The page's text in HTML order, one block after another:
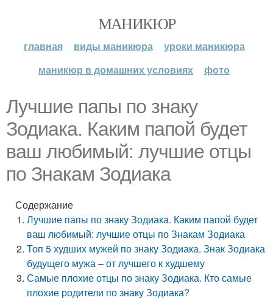
МАНИКЮР
главная виды маникюра
уроки маникюра
маникюр в домашних условиях
фото
Лучшие папы по знаку
Зодиака. Каким папой будет
ваш любимый: лучшие отцы
по Знакам Зодиака
Содержание
Лучшие папы по знаку Зодиака. Каким папой будет
ваш любимый: лучшие отцы по Знакам Зодиака
Топ 5 худших мужей по знаку Зодиака. Знак Зодиака
будущего мужа – от лучшего к худшему
Самые плохие отцы по знаку Зодиака. Кто самые
плохие родители по знаку Зодиака?